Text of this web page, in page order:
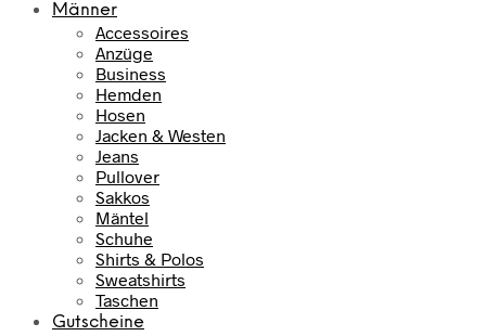
Männer
Accessoires
Anzüge
Business
Hemden
Hosen
Jacken & Westen
Jeans
Pullover
Sakkos
Mäntel
Schuhe
Shirts & Polos
Sweatshirts
Taschen
Gutscheine